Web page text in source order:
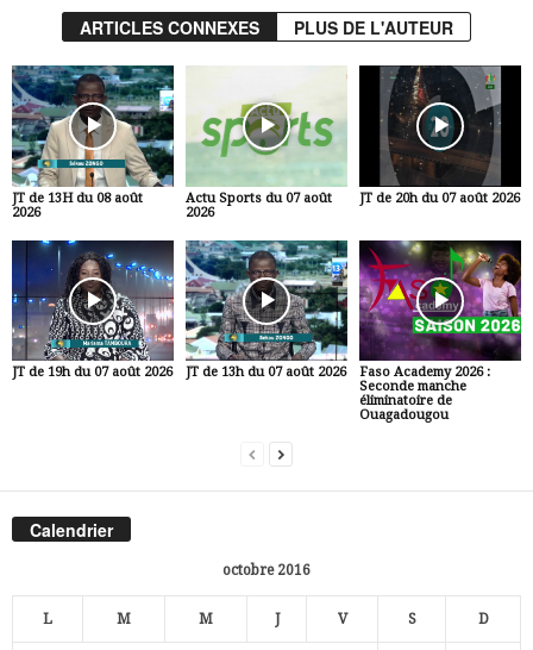
ARTICLES CONNEXES PLUS DE L'AUTEUR
JT de 13H du 08 août
2026
Actu Sports du 07 août
2026
JT de 20h du 07 août 2026
JT de 19h du 07 août 2026 JT de 13h du 07 août 2026
Faso Academy 2026 :
Seconde manche
éliminatoire de
Ouagadougou
Calendrier
octobre 2016
L M M J V S D